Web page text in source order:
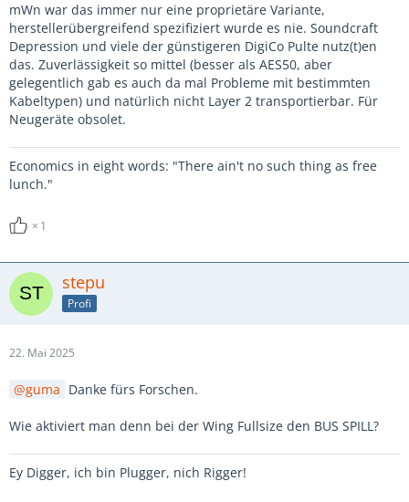
mWn war das immer nur eine proprietäre Variante,
herstellerübergreifend spezifiziert wurde es nie. Soundcraft
Depression und viele der günstigeren DigiCo Pulte nutz(t)en
das. Zuverlässigkeit so mittel (besser als AES50, aber
gelegentlich gab es auch da mal Probleme mit bestimmten
Kabeltypen) und natürlich nicht Layer 2 transportierbar. Für
Neugeräte obsolet.
Economics in eight words: "There ain't no such thing as free
lunch."
1
stepu
Profi
22. Mai 2025
guma Danke fürs Forschen.
Wie aktiviert man denn bei der Wing Fullsize den BUS SPILL?
Ey Digger, ich bin Plugger, nich Rigger!